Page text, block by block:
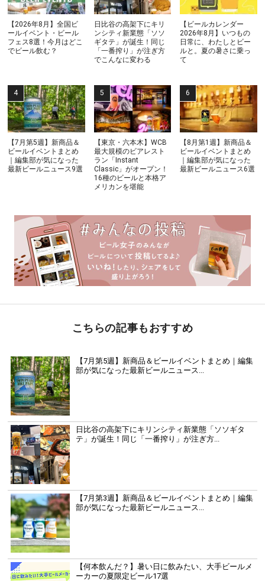
【2026年8月】全国ビ
ールイベント・ビール
フェス8選！今月はどこ
でビール飲む？
日比谷の高架下にキリ
ンシティ新業態「ソソ
ギタテ」が誕生！同じ
「一番搾り」が注ぎ方
でこんなに変わる
【ビールカレンダー
2026年8月】いつもの
日常に、わたしとビー
ルと。夏の暑さに乗っ
て
【7月第5週】新商品＆
ビールイベントまとめ
｜編集部が気になった
最新ビールニュース9選
【東京・六本木】WCB
最大規模のビアレスト
ラン「Instant
Classic」がオープン！
16種のビールと本格ア
メリカンを堪能
【8月第1週】新商品＆
ビールイベントまとめ
｜編集部が気になった
最新ビールニュース6選
こちらの記事もおすすめ
【7月第5週】新商品＆ビールイベントまとめ｜編集
部が気になった最新ビールニュース...
日比谷の高架下にキリンシティ新業態「ソソギタ
テ」が誕生！同じ「一番搾り」が注ぎ方...
【7月第3週】新商品＆ビールイベントまとめ｜編集
部が気になった最新ビールニュース...
【何本飲んだ？】暑い日に飲みたい、大手ビールメ
ーカーの夏限定ビール17選